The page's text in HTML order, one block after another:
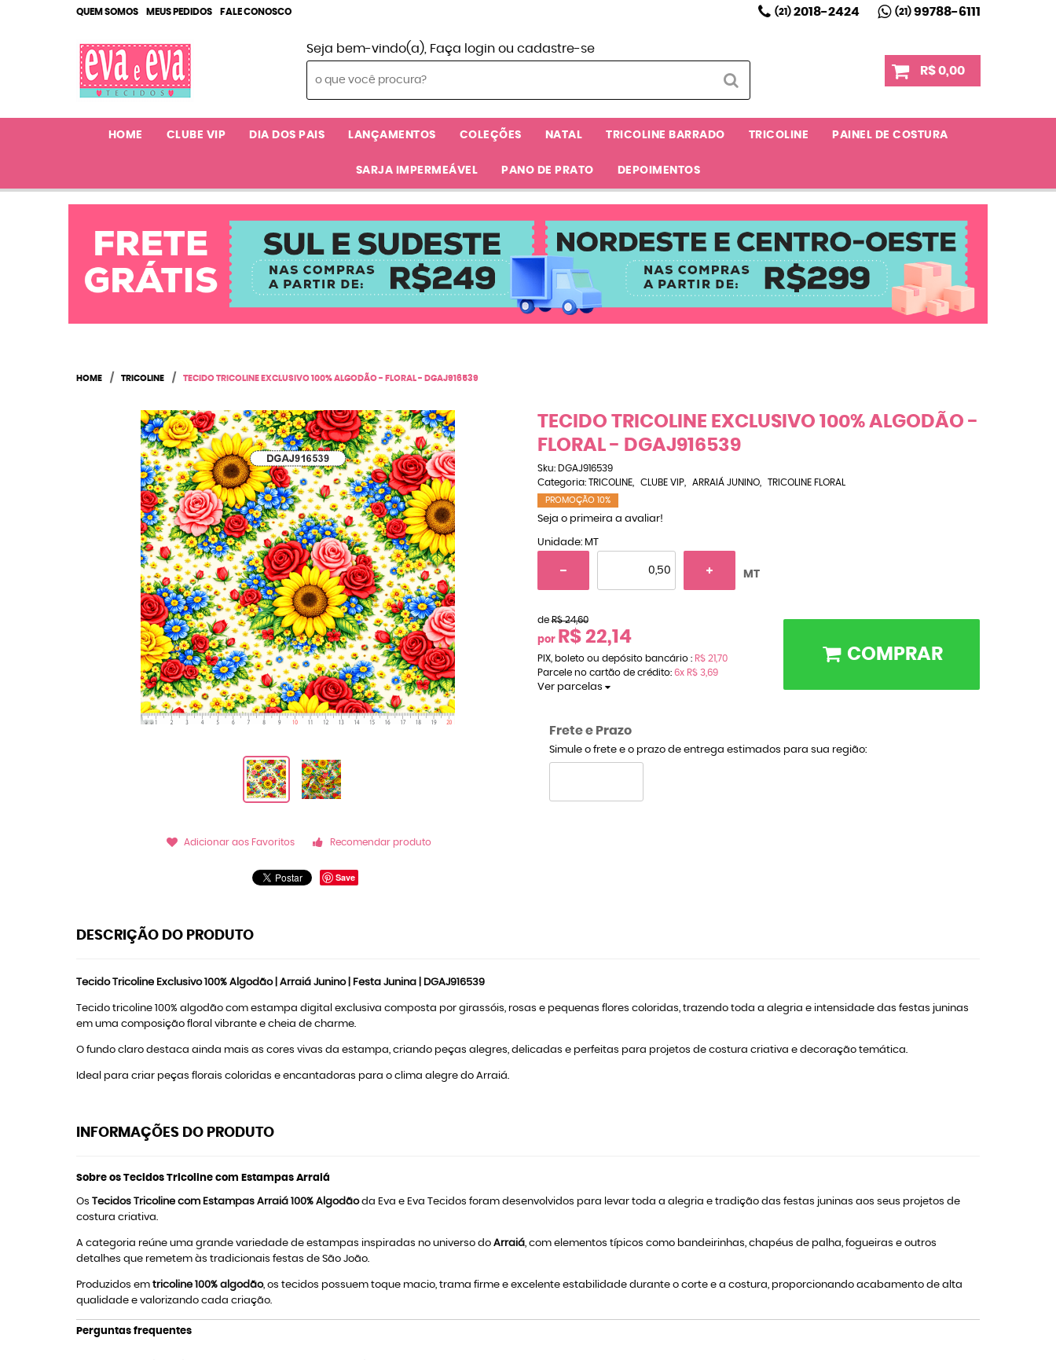
QUEM SOMOS MEUS PEDIDOS FALE CONOSCO (21)2018-2424 (21)99788-6111
Seja bem-vindo(a), Faça login ou cadastre-se
R$ 0,00
HOME CLUBE VIP DIA DOS PAIS LANÇAMENTOS COLEÇÕES NATAL TRICOLINE BARRADO TRICOLINE PAINEL DE COSTURA
SARJA IMPERMEÁVEL PANO DE PRATO DEPOIMENTOS
HOME TRICOLINE TECIDO TRICOLINE EXCLUSIVO 100% ALGODÃO - FLORAL - DGAJ916539
Adicionar aos Favoritos Recomendar produto
Save
TECIDO TRICOLINE EXCLUSIVO 100% ALGODÃO -
FLORAL - DGAJ916539
Sku: DGAJ916539
Categoria:
TRICOLINE CLUBE VIP ARRAIÁ JUNINO TRICOLINE FLORAL
PROMOÇÃO 10%
Seja o primeira a avaliar!
Unidade: MT
MT
de R$ 24,60
por R$ 22,14
PIX, boleto ou depósito bancário : R$ 21,70
Parcele no cartão de crédito: 6x R$ 3,69
Ver parcelas
COMPRAR
Frete e Prazo
Simule o frete e o prazo de entrega estimados para sua região:
DESCRIÇÃO DO PRODUTO
Tecido Tricoline Exclusivo 100% Algodão | Arraiá Junino | Festa Junina | DGAJ916539
Tecido tricoline 100% algodão com estampa digital exclusiva composta por girassóis, rosas e pequenas flores coloridas, trazendo toda a alegria e intensidade das festas juninas
em uma composição floral vibrante e cheia de charme.
O fundo claro destaca ainda mais as cores vivas da estampa, criando peças alegres, delicadas e perfeitas para projetos de costura criativa e decoração temática.
Ideal para criar peças florais coloridas e encantadoras para o clima alegre do Arraiá.
INFORMAÇÕES DO PRODUTO
Sobre os Tecidos Tricoline com Estampas Arraiá
Os Tecidos Tricoline com Estampas Arraiá 100% Algodãoda Eva e Eva Tecidos foram desenvolvidos para levar toda a alegria e tradição das festas juninas aos seus projetos de
costura criativa.
A categoria reúne uma grande variedade de estampas inspiradas no universo do Arraiá, com elementos típicos como bandeirinhas, chapéus de palha, fogueiras e outros
detalhes que remetem às tradicionais festas de São João.
Produzidos em tricoline 100% algodão, os tecidos possuem toque macio, trama firme e excelente estabilidade durante o corte e a costura, proporcionando acabamento de alta
qualidade e valorizando cada criação.
Perguntas frequentes